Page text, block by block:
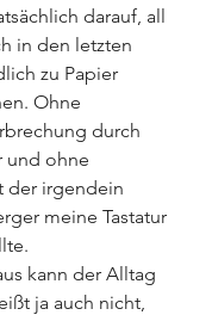
darauf, all
in den letzten
zu Papier
Ohne
durch
und ohne
der irgendein
meine Tastatur
kann der Alltag
ja auch nicht,